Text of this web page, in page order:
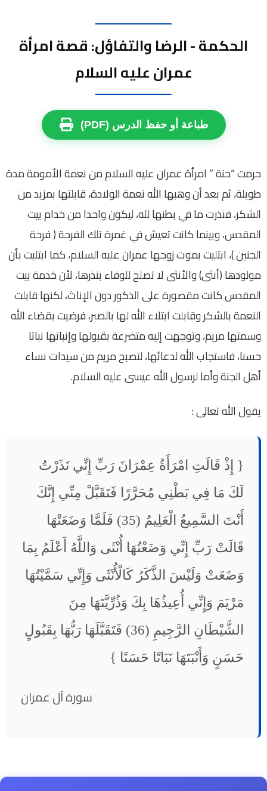
الحكمة - الرضا والتفاؤل: قصة امرأة
عمران عليه السلام
طباعة أو حفظ الدرس (PDF)
حرمت “حنة ” امرأة عمران عليه السلام من نعمة الأمومة مدة
طويلة، ثم بعد أن وهبها الله نعمة الولادة، قابلتها بمزيد من
الشكر، فنذرت ما في بطنها لله، ليكون واحدا من خدام بيت
المقدس، وبينما كانت تعيش في غمرة تلك الفرحة ( فرحة
الجنين )، ابتليت بموت زوجها عمران عليه السلام، كما ابتليت بأن
مولودها (أنثى) والأنثى لا تصلح للوفاء بنذرها، لأن خدمة بيت
المقدس كانت مقصورة على الذكور دون الإناث، لكنها قابلت
النعمة بالشكر وقابلت ابتلاء الله لها بالصبر، فرضيت بقضاء الله
وسمتها مريم، وتوجهت إليه متضرعة بقبولها وإنباتها نباتا
حسنا، فاستجاب الله لدعائها، لتصبح مريم من سيدات نساء
أهل الجنة وأما لرسول الله عيسى عليه السلام.
يقول الله تعالى :
{ إِذْ قَالَتِ امْرَأَةُ عِمْرَانَ رَبِّ إِنِّي نَذَرْتُ
لَكَ مَا فِي بَطْنِي مُحَرَّرًا فَتَقَبَّلْ مِنِّي إِنَّكَ
أَنْتَ السَّمِيعُ الْعَلِيمُ (35) فَلَمَّا وَضَعَتْهَا
قَالَتْ رَبِّ إِنِّي وَضَعْتُهَا أُنْثَى وَاللَّهُ أَعْلَمُ بِمَا
وَضَعَتْ وَلَيْسَ الذَّكَرُ كَالْأُنْثَى وَإِنِّي سَمَّيْتُهَا
مَرْيَمَ وَإِنِّي أُعِيذُهَا بِكَ وَذُرِّيَّتَهَا مِنَ
الشَّيْطَانِ الرَّجِيمِ (36) فَتَقَبَّلَهَا رَبُّهَا بِقَبُولٍ
حَسَنٍ وَأَنْبَتَهَا نَبَاتًا حَسَنًا }
سورة آل عمران